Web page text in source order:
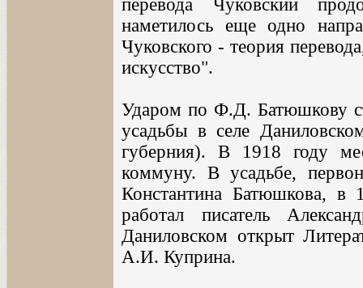
перевода Чуковский
наметилось еще одно
Чуковского - теория
искусство".
Ударом по Ф.Д. Батюшкову
усадьбы в селе
губерния). В 1918 году
коммуну. В усадьбе,
Константина Батюшкова, в
работал писатель
Даниловском открыт
А.И. Куприна.